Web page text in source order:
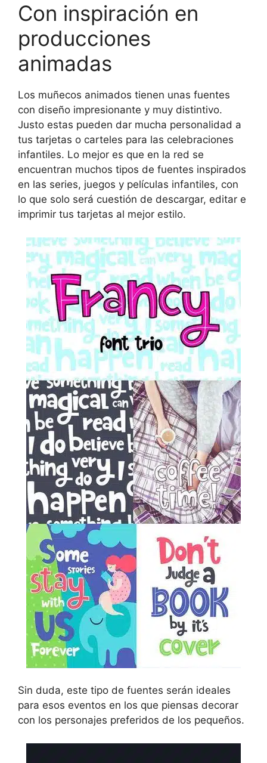
Con inspiración en
producciones
animadas
Los muñecos animados tienen unas fuentes
con diseño impresionante y muy distintivo.
Justo estas pueden dar mucha personalidad a
tus tarjetas o carteles para las celebraciones
infantiles. Lo mejor es que en la red se
encuentran muchos tipos de fuentes inspirados
en las series, juegos y películas infantiles, con
lo que solo será cuestión de descargar, editar e
imprimir tus tarjetas al mejor estilo.
Sin duda, este tipo de fuentes serán ideales
para esos eventos en los que piensas decorar
con los personajes preferidos de los pequeños.